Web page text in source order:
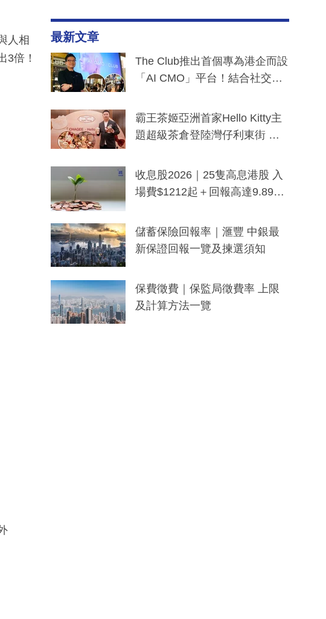
人相
3倍！
最新文章
The Club推出首個專為港企而設
「AI CMO」平台！結合社交聆
分鐘生成「貼地」宣傳短片
霸王茶姬亞洲首家Hello Kitty主
題超級茶倉登陸灣仔利東街 推
y及香港限定特調系列
收息股2026｜25隻高息港股 入
場費$1212起＋回報高達9.89
儲蓄保險回報率｜滙豐 中銀最
新保證回報一覽及揀選須知
保費徵費｜保監局徵費率 上限
及計算方法一覽